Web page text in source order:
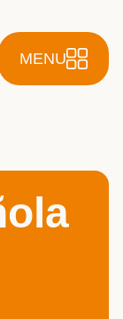
MENU